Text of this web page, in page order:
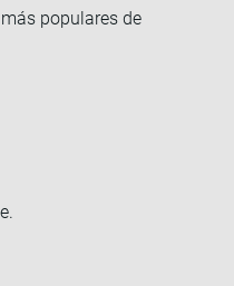
populares de